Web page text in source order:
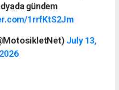
gündem
1rrfKtS2Jm
July 13,
2026